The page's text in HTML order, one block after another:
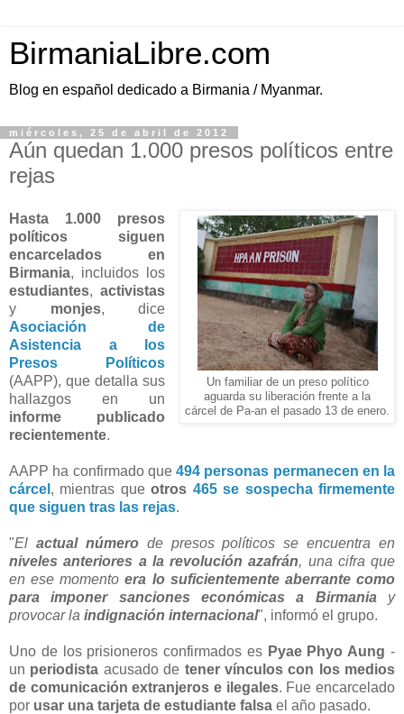
BirmaniaLibre.com
Blog en español dedicado a Birmania / Myanmar.
miércoles, 25 de abril de 2012
Aún quedan 1.000 presos políticos entre
rejas
Un familiar de un preso político
aguarda su liberación frente a la
cárcel de Pa-an el pasado 13 de enero.
Hasta 1.000 presos
políticos siguen
encarcelados en
Birmania, incluidos los
estudiantes,activistas
y monjes, dice
Asociación de
Asistencia a los
Presos Políticos
(AAPP), que detalla sus
hallazgos en un
informe publicado
recientemente.
AAPP ha confirmado que 494 personas permanecen en la
cárcel , mientras queotros 465 se sospecha firmemente
que siguen tras las rejas.
"El actual númerode presos políticos se encuentra en
niveles anteriores a la revolución azafrán, una cifra que
en ese momentoera lo suficientemente aberrantecomo
para imponer sanciones económicas a Birmania y
provocar la indignación internacional", informó el grupo.
Uno de los prisioneros confirmados es Pyae Phyo Aung -
un periodista acusado de tener vínculos con los medios
de comunicación extranjeros e ilegales. Fue encarcelado
por usar una tarjeta de estudiante falsa el año pasado.